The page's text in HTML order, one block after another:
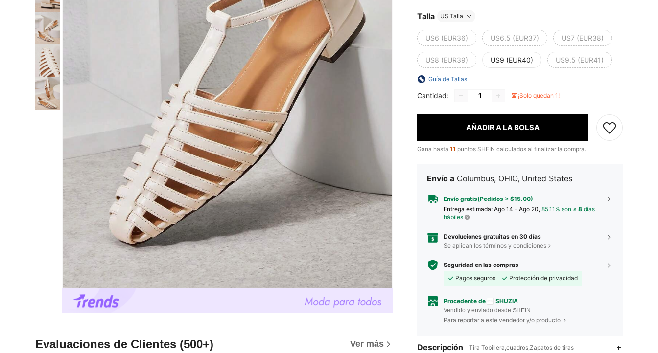
Evaluaciones de Clientes (500+) Ver más
Talla US Talla
US6 (EUR36) US6.5 (EUR37) US7 (EUR38)
US8 (EUR39) US9 (EUR40) US9.5 (EUR41)
Guía de Tallas
Cantidad: ¡Solo quedan 1!
AÑADIR A LA BOLSA
Gana hasta 11 puntos SHEIN calculados al finalizar la compra.
Envío a Columbus, OHIO, United States
Envío gratis(Pedidos ≥ $15.00)
Entrega estimada: Ago 14 - Ago 20, 85.11% son ≤ 8 días
hábiles
Devoluciones gratuitas en 30 días
Se aplican los términos y condiciones
Seguridad en las compras
Pagos seguros
Protección de privacidad
Procedente de SHUZIA
Vendido y enviado desde SHEIN.
Para reportar a este vendedor y/o producto
Descripción Tira Tobillera,cuadros,Zapatos de tiras